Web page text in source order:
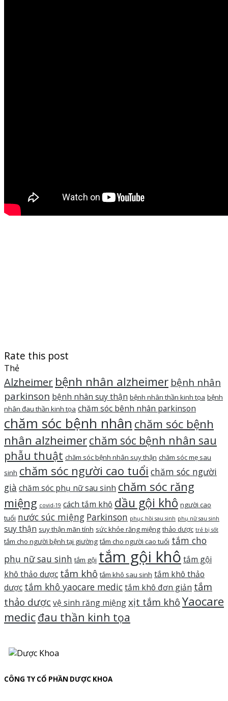
Rate this post
Thẻ
Alzheimer bệnh nhân alzheimer bệnh nhân
parkinson bệnh nhân suy thận bệnh nhân thần kinh tọa bệnh
nhân đau thần kinh tọa chăm sóc bênh nhân parkinson
chăm sóc bệnh nhân chăm sóc bệnh
nhân alzheimerchăm sóc bệnh nhân sau
phẫu thuật chăm sóc bệnh nhân suy thận chăm sóc mẹ sau
sinh chăm sóc người cao tuổi chăm sóc người
già chăm sóc phụ nữ sau sinh chăm sóc răng
miệng covid-19 cách tắm khô dầu gội khô người cao
tuổi nước súc miệng Parkinson phục hồi sau sinh phụ nữ sau sinh
suy thận suy thận mãn tính sức khỏe răng miệng thảo dược trẻ bị sốt
tắm cho người bệnh tại giường tắm cho người cao tuổi tắm cho
phụ nữ sau sinh tắm gội tắm gội khô tắm gội
khô thảo dược tắm khô tắm khô sau sinh tắm khô thảo
dược tắm khô yaocare medictắm khô đơn giản tắm
thảo dược vệ sinh răng miệngxịt tắm khôYaocare
medicđau thần kinh tọa
CÔNG TY CỔ PHẦN DƯỢC KHOA